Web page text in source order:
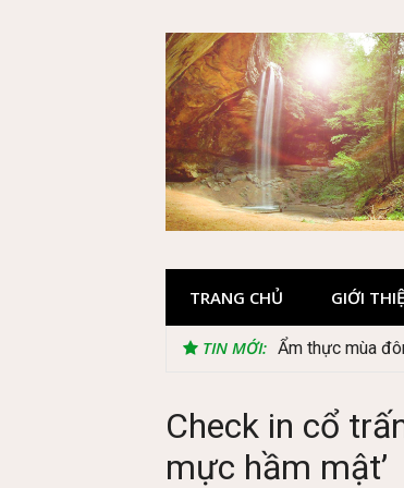
TRANG CHỦ GIỚI
TIN MỚI: Lễ 2/9 có phải
Check in cổ
mực hầm mật’